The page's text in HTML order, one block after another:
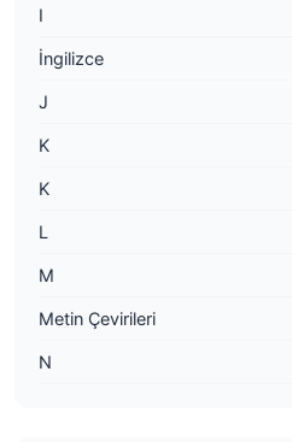
I
İngilizce
J
K
K
L
M
Metin Çevirileri
N